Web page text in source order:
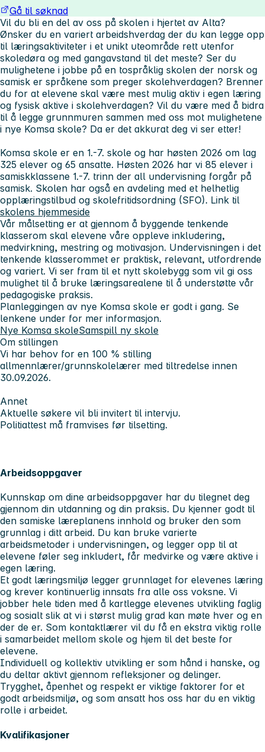
Gå til søknad
Vil du bli en del av oss på skolen i hjertet av Alta?
Ønsker du en variert arbeidshverdag der du kan legge opp
til læringsaktiviteter i et unikt uteområde rett utenfor
skoledøra og med gangavstand til det meste? Ser du
mulighetene i jobbe på en tospråklig skolen der norsk og
samisk er språkene som preger skolehverdagen? Brenner
du for at elevene skal være mest mulig aktiv i egen læring
og fysisk aktive i skolehverdagen? Vil du være med å bidra
til å legge grunnmuren sammen med oss mot mulighetene
i nye Komsa skole? Da er det akkurat deg vi ser etter!
Komsa skole er en 1.-7. skole og har høsten 2026 om lag
325 elever og 65 ansatte. Høsten 2026 har vi 85 elever i
samiskklassene 1.-7. trinn der all undervisning forgår på
samisk. Skolen har også en avdeling med et helhetlig
opplæringstilbud og skolefritidsordning (SFO). Link til
skolens hjemmeside
Vår målsetting er at gjennom å byggende tenkende
klasserom skal elevene våre oppleve inkludering,
medvirkning, mestring og motivasjon. Undervisningen i det
tenkende klasserommet er praktisk, relevant, utfordrende
og variert. Vi ser fram til et nytt skolebygg som vil gi oss
mulighet til å bruke læringsarealene til å understøtte vår
pedagogiske praksis.
Planleggingen av nye Komsa skole er godt i gang. Se
lenkene under for mer informasjon.
Nye Komsa skoleSamspill ny skole
Om stillingen
Vi har behov for en 100 % stilling
allmennlærer/grunnskolelærer med tiltredelse innen
30.09.2026.
Annet
Aktuelle søkere vil bli invitert til intervju.
Politiattest må framvises før tilsetting.
Arbeidsoppgaver
Kunnskap om dine arbeidsoppgaver har du tilegnet deg
gjennom din utdanning og din praksis. Du kjenner godt til
den samiske læreplanens innhold og bruker den som
grunnlag i ditt arbeid. Du kan bruke varierte
arbeidsmetoder i undervisningen, og legger opp til at
elevene føler seg inkludert, får medvirke og være aktive i
egen læring.
Et godt læringsmiljø legger grunnlaget for elevenes læring
og krever kontinuerlig innsats fra alle oss voksne. Vi
jobber hele tiden med å kartlegge elevenes utvikling faglig
og sosialt slik at vi i størst mulig grad kan møte hver og en
der de er. Som kontaktlærer vil du få en ekstra viktig rolle
i samarbeidet mellom skole og hjem til det beste for
elevene.
Individuell og kollektiv utvikling er som hånd i hanske, og
du deltar aktivt gjennom refleksjoner og delinger.
Trygghet, åpenhet og respekt er viktige faktorer for et
godt arbeidsmiljø, og som ansatt hos oss har du en viktig
rolle i arbeidet.
Kvalifikasjoner